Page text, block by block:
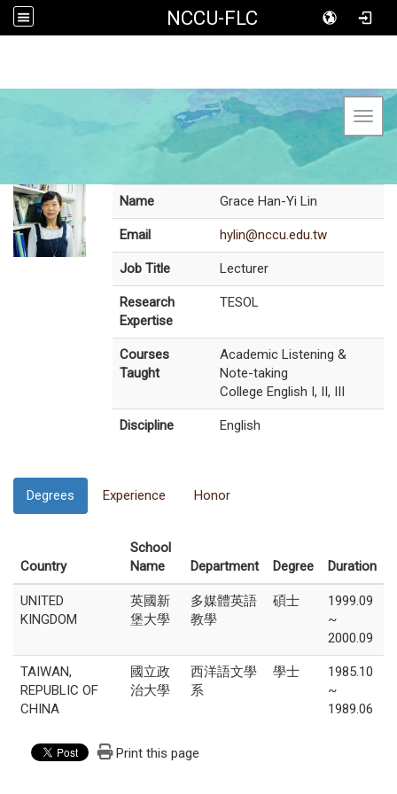
NCCU-FLC
Name Grace Han-Yi Lin
Email hylin@nccu.edu.tw
Job Title Lecturer
Research
Expertise
TESOL
Courses
Taught
Academic Listening &
Note-taking
College English I, II, III
Discipline English
Degrees Experience Honor
Country
School
Name
Department Degree Duration
UNITED
KINGDOM
英國新
堡大學
多媒體英語
教學
碩士
1999.09
~
2000.09
TAIWAN,
REPUBLIC OF
CHINA
國立政
治大學
西洋語文學
系
學士
1985.10
~
1989.06
Print this page